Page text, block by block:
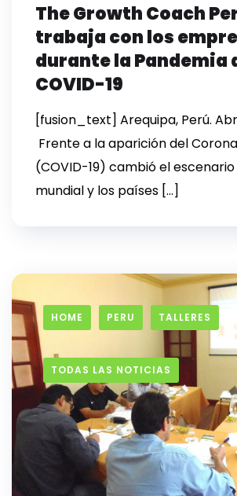
The Growth Coach
trabaja con los
durante la Pandemia
COVID-19
[fusion_text] Arequipa, Perú.
Frente a la aparición del
(COVID-19) cambió el
mundial y los países […]
HOME PERU TALLERES
TODAS LAS NOTICIAS